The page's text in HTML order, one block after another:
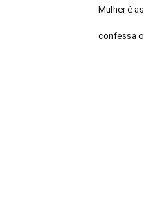
Mulher é
confessa